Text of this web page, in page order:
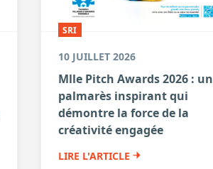
SRI
10 JUILLET 2026
Mlle Pitch Awards 2026 : un
palmarès inspirant qui
démontre la force de la
créativité engagée
LIRE L'ARTICLE